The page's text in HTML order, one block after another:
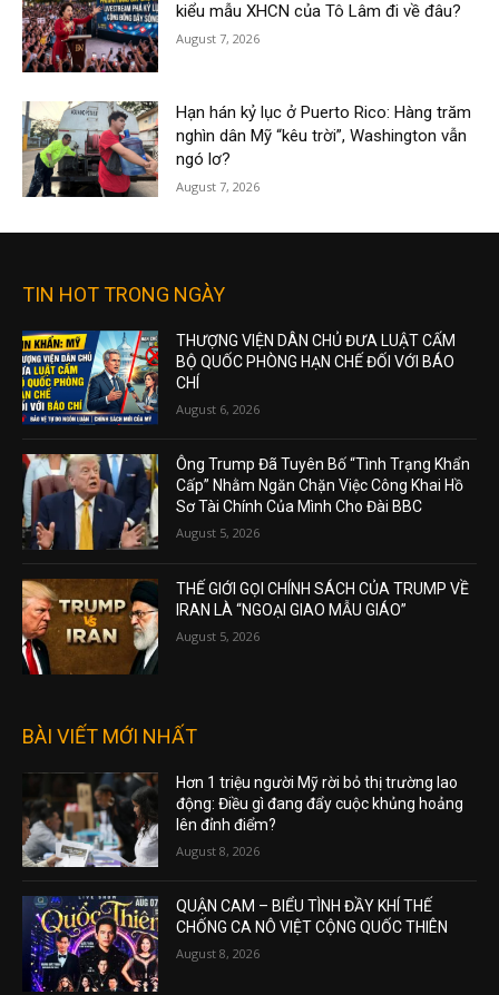
kiểu mẫu XHCN của Tô Lâm đi về đâu?
August 7, 2026
Hạn hán kỷ lục ở Puerto Rico: Hàng trăm
nghìn dân Mỹ “kêu trời”, Washington vẫn
ngó lơ?
August 7, 2026
TIN HOT TRONG NGÀY
THƯỢNG VIỆN DÂN CHỦ ĐƯA LUẬT CẤM
BỘ QUỐC PHÒNG HẠN CHẾ ĐỐI VỚI BÁO
CHÍ
August 6, 2026
Ông Trump Đã Tuyên Bố “Tình Trạng Khẩn
Cấp” Nhằm Ngăn Chặn Việc Công Khai Hồ
Sơ Tài Chính Của Mình Cho Đài BBC
August 5, 2026
THẾ GIỚI GỌI CHÍNH SÁCH CỦA TRUMP VỀ
IRAN LÀ “NGOẠI GIAO MẪU GIÁO”
August 5, 2026
BÀI VIẾT MỚI NHẤT
Hơn 1 triệu người Mỹ rời bỏ thị trường lao
động: Điều gì đang đẩy cuộc khủng hoảng
lên đỉnh điểm?
August 8, 2026
QUẬN CAM – BIỂU TÌNH ĐẦY KHÍ THẾ
CHỐNG CA NÔ VIỆT CỘNG QUỐC THIÊN
August 8, 2026